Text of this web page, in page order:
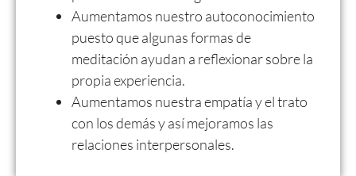
Aumentamos nuestro autoconocimiento
puesto que algunas formas de
meditación ayudan a reflexionar sobre la
propia experiencia.
Aumentamos nuestra empatía y el trato
con los demás y así mejoramos las
relaciones interpersonales.